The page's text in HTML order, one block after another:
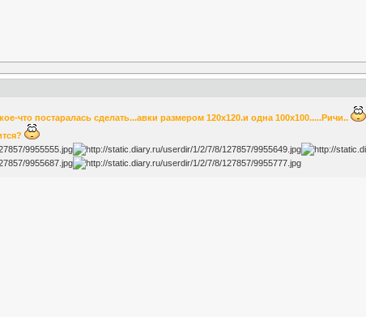
что постаралась сделать...авки размером 120x120.и одна 100x100.....Ричи..